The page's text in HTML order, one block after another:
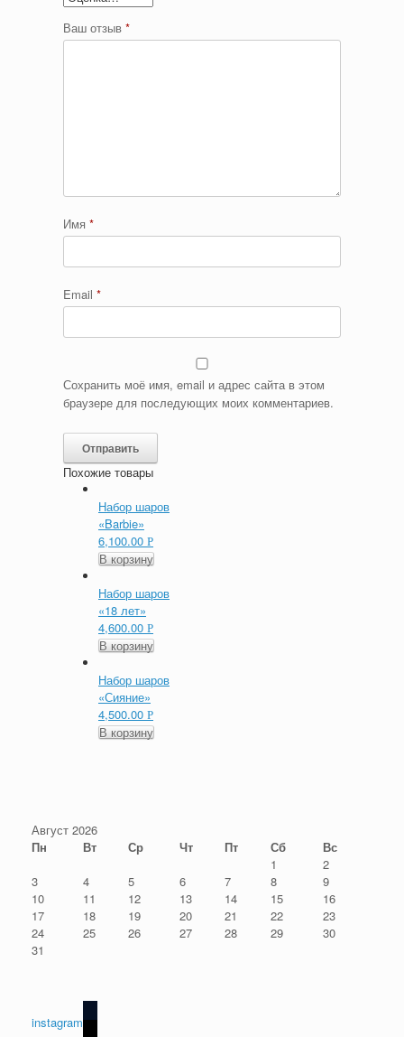
Ваш отзыв *
Имя *
Email *
Сохранить моё имя, email и адрес сайта в этом
браузере для последующих моих комментариев.
Похожие товары
Набор шаров
«Barbie»
6,100.00 Р
В корзину
Набор шаров
«18 лет»
4,600.00 Р
В корзину
Набор шаров
«Сияние»
4,500.00 Р
В корзину
Август 2026
Пн
Вт Ср Чт Пт Сб
Вс
1
2
3
4 5 6 7 8
9
10
11 12 13 14 15
16
17
18 19 20 21 22
23
24
25 26 27 28 29
30
31
instagram